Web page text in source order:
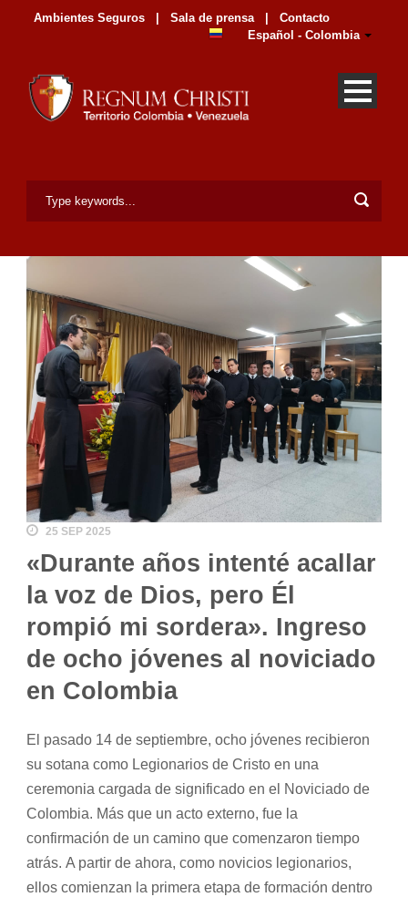
Ambientes Seguros Sala de prensa
Contacto
Español - Colombia
25 SEP 2025
«Durante años intenté acallar
la voz de Dios, pero Él
rompió mi sordera». Ingreso
de ocho jóvenes al noviciado
en Colombia
El pasado 14 de septiembre, ocho jóvenes recibieron
su sotana como Legionarios de Cristo en una
ceremonia cargada de significado en el Noviciado de
Colombia. Más que un acto externo, fue la
confirmación de un camino que comenzaron tiempo
atrás. A partir de ahora, como novicios legionarios,
ellos comienzan la primera etapa de formación dentro